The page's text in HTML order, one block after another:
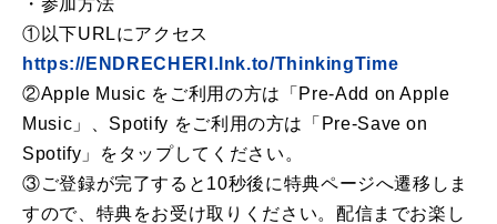
①以下URLにアクセス
https://ENDRECHERI.lnk.to/ThinkingTime
②Apple Music をご利用の方は「Pre-Add on Apple
Music」、Spotify をご利用の方は「Pre-Save on
Spotify」をタップしてください。
③ご登録が完了すると10秒後に特典ページへ遷移しま
すので、特典をお受け取りください。配信までお楽し